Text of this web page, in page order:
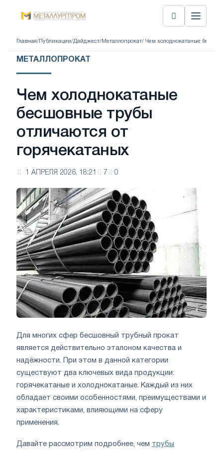
Главная/ Публикации/Дайджест/ Металлопрокат/ Чем холоднокатаные
МЕТАЛЛОПРОКАТ
Чем холоднокатаные
бесшовные трубы
отличаются от
горячекатаных
1 АПРЕЛЯ 2026, 18:21 7 0
Для многих сфер бесшовный трубный прокат
является действительно эталоном качества и
надёжности. При этом в данной категории
существуют два ключевых вида продукции:
горячекатаные и холоднокатаные. Каждый из них
обладает своими особенностями, преимуществами и
характеристиками, влияющими на сферу
применения.
Давайте рассмотрим подробнее, чем трубы